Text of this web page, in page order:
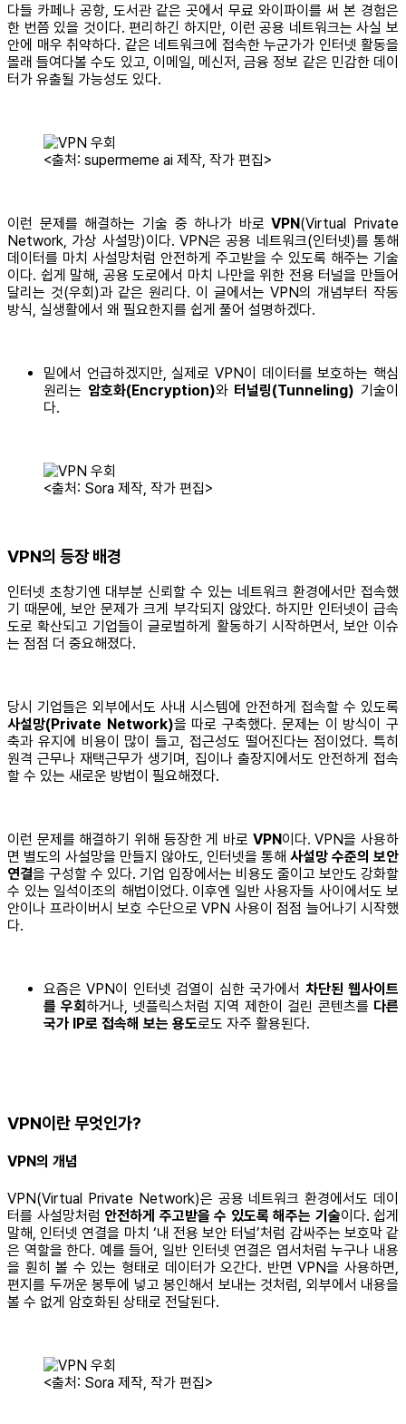
다들 카페나 공항, 도서관 같은 곳에서 무료 와이파이를 써 본 경험은
한 번쯤 있을 것이다. 편리하긴 하지만, 이런 공용 네트워크는 사실 보
안에 매우 취약하다. 같은 네트워크에 접속한 누군가가 인터넷 활동을
몰래 들여다볼 수도 있고, 이메일, 메신저, 금융 정보 같은 민감한 데이
터가 유출될 가능성도 있다.
<출처: supermeme ai 제작, 작가 편집>
이런 문제를 해결하는 기술 중 하나가 바로VPN(Virtual Private
Network, 가상 사설망)이다. VPN은 공용 네트워크(인터넷)를 통해
데이터를 마치 사설망처럼 안전하게 주고받을 수 있도록 해주는 기술
이다. 쉽게 말해, 공용 도로에서 마치 나만을 위한 전용 터널을 만들어
달리는 것(우회)과 같은 원리다. 이 글에서는 VPN의 개념부터 작동
방식, 실생활에서 왜 필요한지를 쉽게 풀어 설명하겠다.
밑에서 언급하겠지만, 실제로 VPN이 데이터를 보호하는 핵심
원리는 암호화(Encryption)와 터널링(Tunneling) 기술이
다.
<출처: Sora 제작, 작가 편집>
VPN의 등장 배경
인터넷 초창기엔 대부분 신뢰할 수 있는 네트워크 환경에서만 접속했
기 때문에, 보안 문제가 크게 부각되지 않았다. 하지만 인터넷이 급속
도로 확산되고 기업들이 글로벌하게 활동하기 시작하면서, 보안 이슈
는 점점 더 중요해졌다.
당시 기업들은 외부에서도 사내 시스템에 안전하게 접속할 수 있도록
사설망(Private Network)을 따로 구축했다. 문제는 이 방식이 구
축과 유지에 비용이 많이 들고, 접근성도 떨어진다는 점이었다. 특히
원격 근무나 재택근무가 생기며, 집이나 출장지에서도 안전하게 접속
할 수 있는 새로운 방법이 필요해졌다.
이런 문제를 해결하기 위해 등장한 게 바로 VPN 이다. VPN을 사용하
면 별도의 사설망을 만들지 않아도, 인터넷을 통해 사설망 수준의 보안
연결을 구성할 수 있다. 기업 입장에서는 비용도 줄이고 보안도 강화할
수 있는 일석이조의 해법이었다. 이후엔 일반 사용자들 사이에서도 보
안이나 프라이버시 보호 수단으로 VPN 사용이 점점 늘어나기 시작했
다.
요즘은 VPN이 인터넷 검열이 심한 국가에서 차단된 웹사이트
를 우회하거나, 넷플릭스처럼 지역 제한이 걸린 콘텐츠를 다른
국가 IP로 접속해 보는 용도로도 자주 활용된다.
VPN이란 무엇인가?
VPN의 개념
VPN(Virtual Private Network)은 공용 네트워크 환경에서도 데이
터를 사설망처럼 안전하게 주고받을 수 있도록 해주는 기술이다. 쉽게
말해, 인터넷 연결을 마치 ‘내 전용 보안 터널’처럼 감싸주는 보호막 같
은 역할을 한다. 예를 들어, 일반 인터넷 연결은 엽서처럼 누구나 내용
을 훤히 볼 수 있는 형태로 데이터가 오간다. 반면 VPN을 사용하면,
편지를 두꺼운 봉투에 넣고 봉인해서 보내는 것처럼, 외부에서 내용을
볼 수 없게 암호화된 상태로 전달된다.
<출처: Sora 제작, 작가 편집>